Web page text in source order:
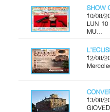
SHOW
10/08/
LUN 10
MU...
12/08/
13/08/